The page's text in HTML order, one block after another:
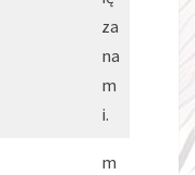
za
na
m
i.
m